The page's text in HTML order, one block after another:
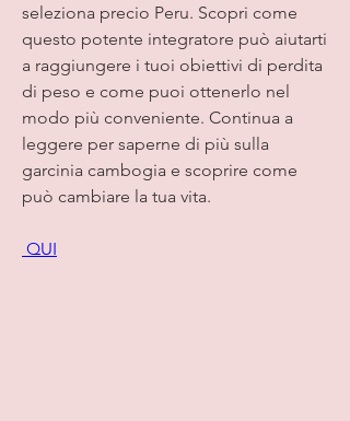
seleziona precio Peru. Scopri come
questo potente integratore può aiutarti
a raggiungere i tuoi obiettivi di perdita
di peso e come puoi ottenerlo nel
modo più conveniente. Continua a
leggere per saperne di più sulla
garcinia cambogia e scoprire come
può cambiare la tua vita.
QUI